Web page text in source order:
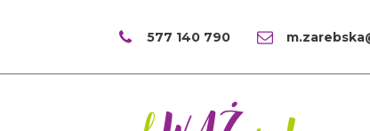
577 140 790